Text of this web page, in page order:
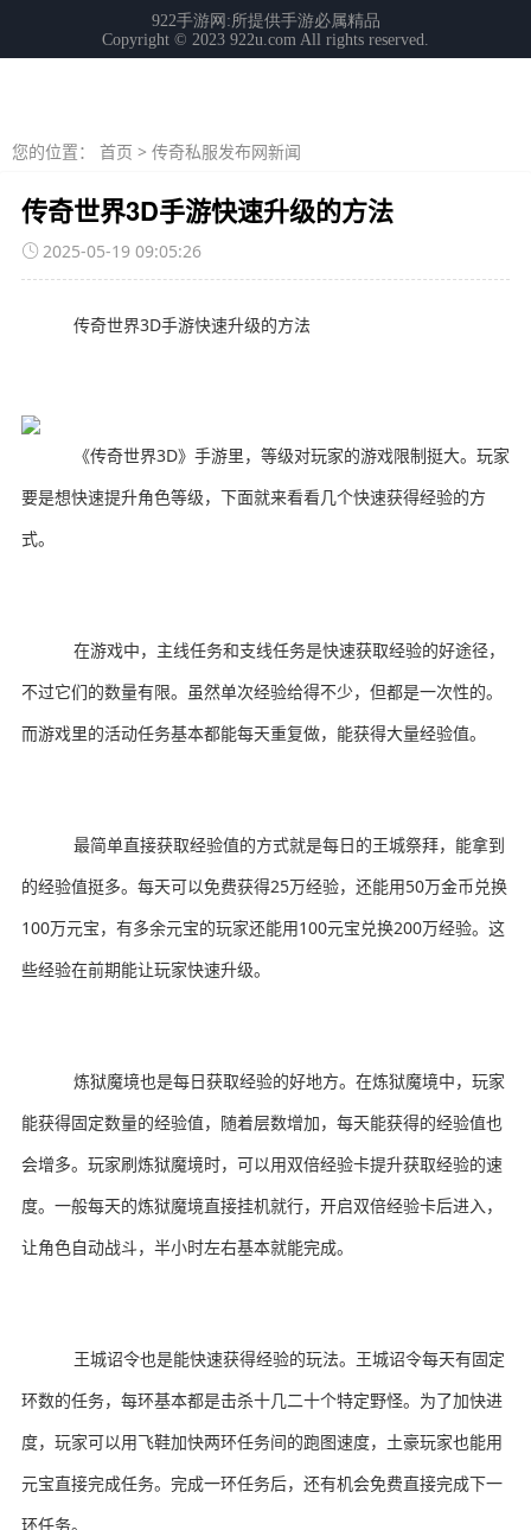
您的位置： 首页 > 传奇私服发布网新闻
传奇世界3D手游快速升级的方法
2025-05-19 09:05:26
传奇世界3D手游快速升级的方法
《传奇世界3D》手游里，等级对玩家的游戏限制挺大。玩家
要是想快速提升角色等级，下面就来看看几个快速获得经验的方
式。
在游戏中，主线任务和支线任务是快速获取经验的好途径，
不过它们的数量有限。虽然单次经验给得不少，但都是一次性的。
而游戏里的活动任务基本都能每天重复做，能获得大量经验值。
最简单直接获取经验值的方式就是每日的王城祭拜，能拿到
的经验值挺多。每天可以免费获得25万经验，还能用50万金币兑换
100万元宝，有多余元宝的玩家还能用100元宝兑换200万经验。这
些经验在前期能让玩家快速升级。
炼狱魔境也是每日获取经验的好地方。在炼狱魔境中，玩家
能获得固定数量的经验值，随着层数增加，每天能获得的经验值也
会增多。玩家刷炼狱魔境时，可以用双倍经验卡提升获取经验的速
度。一般每天的炼狱魔境直接挂机就行，开启双倍经验卡后进入，
让角色自动战斗，半小时左右基本就能完成。
王城诏令也是能快速获得经验的玩法。王城诏令每天有固定
环数的任务，每环基本都是击杀十几二十个特定野怪。为了加快进
度，玩家可以用飞鞋加快两环任务间的跑图速度，土豪玩家也能用
元宝直接完成任务。完成一环任务后，还有机会免费直接完成下一
环任务。